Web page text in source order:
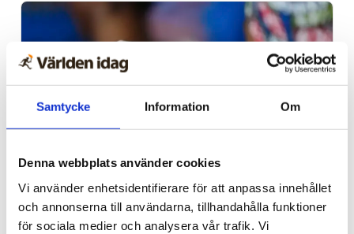
Samtycke Information Om
Denna webbplats använder cookies
Vi använder enhetsidentifierare för att anpassa innehållet
och annonserna till användarna, tillhandahålla funktioner
för sociala medier och analysera vår trafik. Vi
Afrika
Nigeriansk kvinna ville